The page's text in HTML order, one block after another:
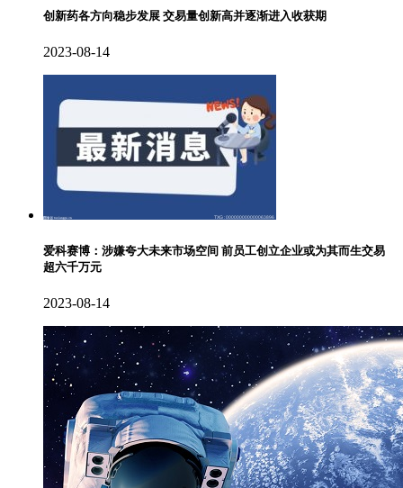
创新药各方向稳步发展 交易量创新高并逐渐进入收获期
2023-08-14
爱科赛博：涉嫌夸大未来市场空间 前员工创立企业或为其而生交易
超六千万元
2023-08-14